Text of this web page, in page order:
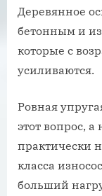
Деревянное
бетонным и
которые с
усиливаются.
Ровная
этот вопрос,
практически
класса
больший